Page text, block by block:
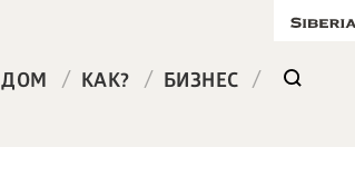
ДОМ / КАК? / БИЗНЕС /